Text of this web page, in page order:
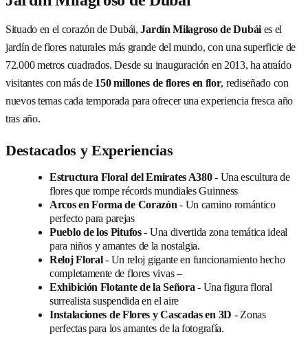
Situado en el corazón de Dubái,Jardín Milagroso de Dubáies el
jardín de flores naturales más grande del mundo, con una superficie de
72.000 metros cuadrados. Desde su inauguración en 2013, ha atraído
visitantes con más de 150 millones de flores en flor, rediseñado con
nuevos temas cada temporada para ofrecer una experiencia fresca año
tras año.
Destacados y Experiencias
Estructura Floral del Emirates A380- Una escultura de
flores que rompe récords mundiales Guinness
Arcos en Forma de Corazón - Un camino romántico
perfecto para parejas
Pueblo de los Pitufos- Una divertida zona temática ideal
para niños y amantes de la nostalgia.
Reloj Floral- Un reloj gigante en funcionamiento hecho
completamente de flores vivas –
Exhibición Flotante de la Señora - Una figura floral
surrealista suspendida en el aire
Instalaciones de Flores y Cascadas en 3D - Zonas
perfectas para los amantes de la fotografía.